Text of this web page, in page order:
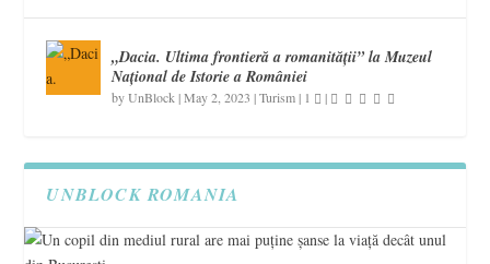
„Dacia. Ultima frontieră a romanității” la Muzeul
Național de Istorie a României
byUnBlock |May 2, 2023 |Turism| 1 |
UNBLOCK ROMANIA